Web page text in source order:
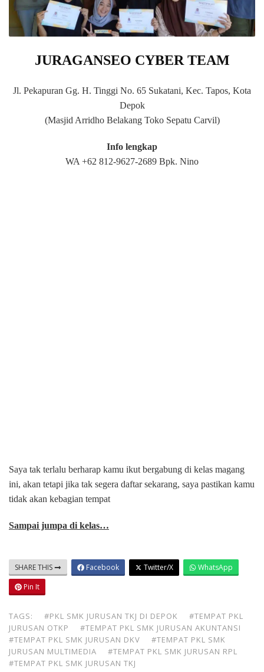
JURAGANSEO CYBER TEAM
Jl. Pekapuran Gg. H. Tinggi No. 65 Sukatani, Kec. Tapos, Kota
Depok
(Masjid Arridho Belakang Toko Sepatu Carvil)
Info lengkap
WA +62 812-9627-2689 Bpk. Nino
Saya tak terlalu berharap kamu ikut bergabung di kelas magang
ini, akan tetapi jika tak segera daftar sekarang, saya pastikan kamu
tidak akan kebagian tempat
Sampai jumpa di kelas…
SHARE THIS Facebook Twitter/X
WhatsApp
Pin It
TAGS: #PKL SMK JURUSAN TKJ DI DEPOK
#TEMPAT PKL
JURUSAN OTKP
#TEMPAT PKL SMK JURUSAN AKUNTANSI
#TEMPAT PKL SMK JURUSAN DKV
#TEMPAT PKL SMK
JURUSAN MULTIMEDIA
#TEMPAT PKL SMK JURUSAN RPL
#TEMPAT PKL SMK JURUSAN TKJ